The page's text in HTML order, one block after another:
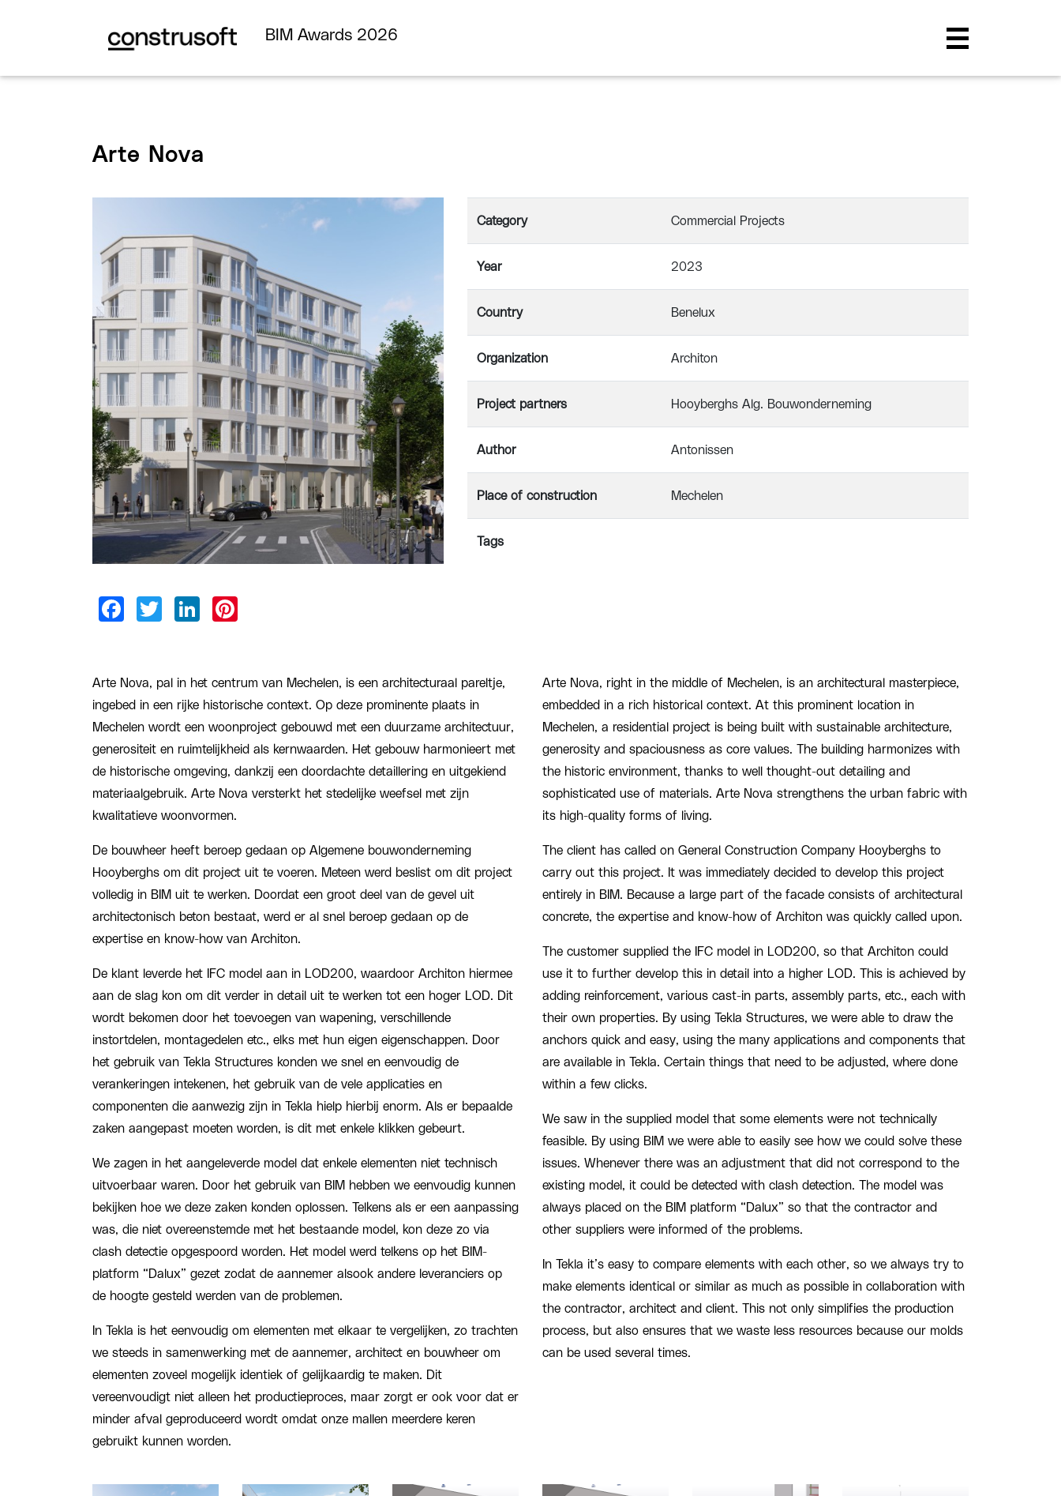
BIM Awards 2026
Arte Nova
Category Commercial Projects
Year 2023
Country Benelux
Organization Architon
Project partners Hooyberghs Alg. Bouwonderneming
Author Antonissen
Place of construction Mechelen
Tags
Arte Nova, pal in het centrum van Mechelen, is een architecturaal pareltje,
ingebed in een rijke historische context. Op deze prominente plaats in
Mechelen wordt een woonproject gebouwd met een duurzame architectuur,
generositeit en ruimtelijkheid als kernwaarden. Het gebouw harmonieert met
de historische omgeving, dankzij een doordachte detaillering en uitgekiend
materiaalgebruik. Arte Nova versterkt het stedelijke weefsel met zijn
kwalitatieve woonvormen.
De bouwheer heeft beroep gedaan op Algemene bouwonderneming
Hooyberghs om dit project uit te voeren. Meteen werd beslist om dit project
volledig in BIM uit te werken. Doordat een groot deel van de gevel uit
architectonisch beton bestaat, werd er al snel beroep gedaan op de
expertise en know-how van Architon.
De klant leverde het IFC model aan in LOD200, waardoor Architon hiermee
aan de slag kon om dit verder in detail uit te werken tot een hoger LOD. Dit
wordt bekomen door het toevoegen van wapening, verschillende
instortdelen, montagedelen etc., elks met hun eigen eigenschappen. Door
het gebruik van Tekla Structures konden we snel en eenvoudig de
verankeringen intekenen, het gebruik van de vele applicaties en
componenten die aanwezig zijn in Tekla hielp hierbij enorm. Als er bepaalde
zaken aangepast moeten worden, is dit met enkele klikken gebeurt.
We zagen in het aangeleverde model dat enkele elementen niet technisch
uitvoerbaar waren. Door het gebruik van BIM hebben we eenvoudig kunnen
bekijken hoe we deze zaken konden oplossen. Telkens als er een aanpassing
was, die niet overeenstemde met het bestaande model, kon deze zo via
clash detectie opgespoord worden. Het model werd telkens op het BIM-
platform “Dalux” gezet zodat de aannemer alsook andere leveranciers op
de hoogte gesteld werden van de problemen.
In Tekla is het eenvoudig om elementen met elkaar te vergelijken, zo trachten
we steeds in samenwerking met de aannemer, architect en bouwheer om
elementen zoveel mogelijk identiek of gelijkaardig te maken. Dit
vereenvoudigt niet alleen het productieproces, maar zorgt er ook voor dat er
minder afval geproduceerd wordt omdat onze mallen meerdere keren
gebruikt kunnen worden.
Arte Nova, right in the middle of Mechelen, is an architectural masterpiece,
embedded in a rich historical context. At this prominent location in
Mechelen, a residential project is being built with sustainable architecture,
generosity and spaciousness as core values. The building harmonizes with
the historic environment, thanks to well thought-out detailing and
sophisticated use of materials. Arte Nova strengthens the urban fabric with
its high-quality forms of living.
The client has called on General Construction Company Hooyberghs to
carry out this project. It was immediately decided to develop this project
entirely in BIM. Because a large part of the facade consists of architectural
concrete, the expertise and know-how of Architon was quickly called upon.
The customer supplied the IFC model in LOD200, so that Architon could
use it to further develop this in detail into a higher LOD. This is achieved by
adding reinforcement, various cast-in parts, assembly parts, etc., each with
their own properties. By using Tekla Structures, we were able to draw the
anchors quick and easy, using the many applications and components that
are available in Tekla. Certain things that need to be adjusted, where done
within a few clicks.
We saw in the supplied model that some elements were not technically
feasible. By using BIM we were able to easily see how we could solve these
issues. Whenever there was an adjustment that did not correspond to the
existing model, it could be detected with clash detection. The model was
always placed on the BIM platform “Dalux” so that the contractor and
other suppliers were informed of the problems.
In Tekla it’s easy to compare elements with each other, so we always try to
make elements identical or similar as much as possible in collaboration with
the contractor, architect and client. This not only simplifies the production
process, but also ensures that we waste less resources because our molds
can be used several times.